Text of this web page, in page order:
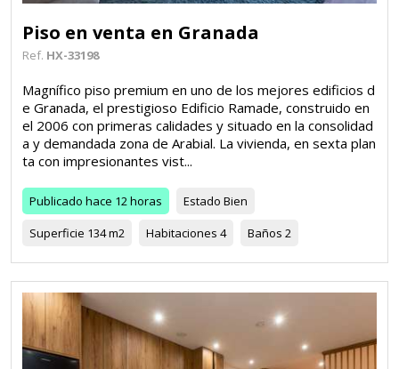
Piso en venta en Granada
Ref. HX-33198
Magnífico piso premium en uno de los mejores edificios d
e Granada, el prestigioso Edificio Ramade, construido en
el 2006 con primeras calidades y situado en la consolidad
a y demandada zona de Arabial. La vivienda, en sexta plan
ta con impresionantes vist...
Publicado hace 12 horas Estado Bien
Superficie 134 m2 Habitaciones 4 Baños 2